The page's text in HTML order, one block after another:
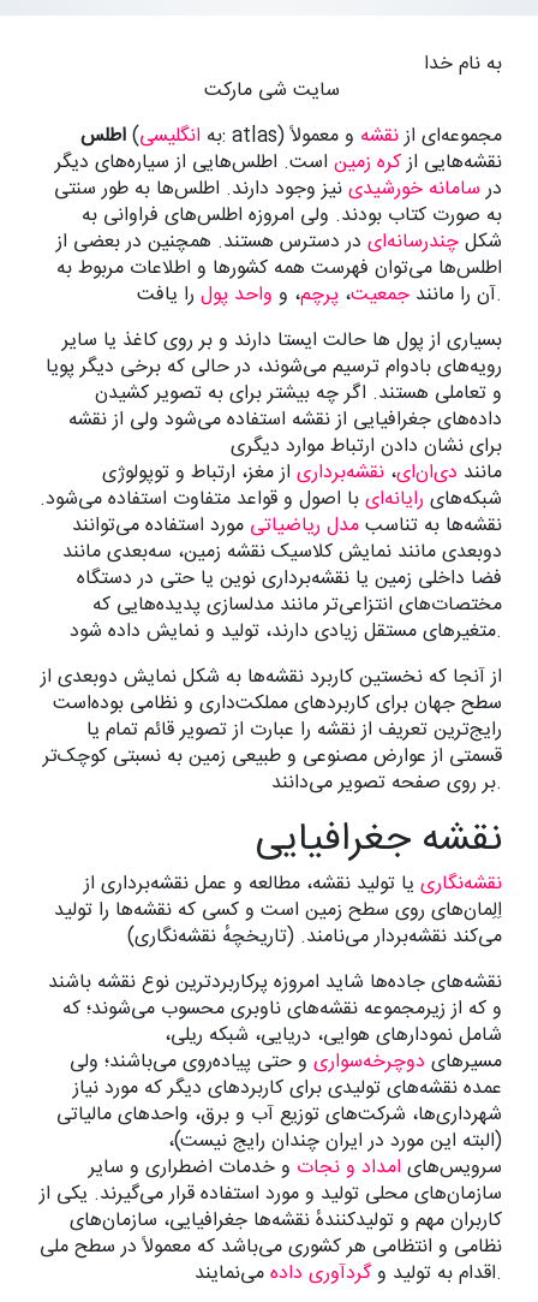
به نام خدا
سایت شی مارکت
اطلس
(به انگلیسی : atlas) مجموعه‌ای ازنقشه و معمولاً
نقشه‌هایی ازکره زمین است. اطلس‌هایی از سیاره‌های دیگر
درسامانه خورشیدینیز وجود دارند. اطلس‌ها به طور سنتی
به صورت کتاب بودند. ولی امروزه اطلس‌های فراوانی به
شکلچندرسانه‌ای در دسترس هستند. همچنین در بعضی از
اطلس‌ها می‌توان فهرست همه کشورها و اطلاعات مربوط به
آن را مانند جمعیت، پرچم، و واحد پول
را یافت.
بسیاری از پول ها حالت ایستا دارند و بر روی کاغذ یا سایر
رویه‌های بادوام ترسیم می‌شوند، در حالی که برخی دیگر پویا
و تعاملی هستند. اگر چه بیشتر برای به تصویر کشیدن
داده‌های جغرافیایی از نقشه استفاده می‌شود ولی از نقشه
برای نشان دادن ارتباط موارد دیگری
مانند دی‌ان‌ای، نقشه‌برداری از مغز، ارتباط و توپولوژی
شبکه‌های رایانه‌ایبا اصول و قواعد متفاوت استفاده می‌شود.
نقشه‌ها به تناسبمدل ریاضیاتی مورد استفاده می‌توانند
دوبعدی مانند نمایش کلاسیک نقشه زمین، سه‌بعدی مانند
فضا داخلی زمین یا نقشه‌برداری نوین یا حتی در دستگاه
مختصات‌های انتزاعی‌تر مانند مدلسازی پدیده‌هایی که
متغیرهای مستقل زیادی دارند، تولید و نمایش داده شود.
از آنجا که نخستین کاربرد نقشه‌ها به شکل نمایش دوبعدی از
سطح جهان برای کاربردهای مملکت‌داری و نظامی بوده‌است
رایج‌ترین تعریف از نقشه را عبارت از تصویر قائم تمام یا
قسمتی از عوارض مصنوعی و طبیعی زمین به نسبتی کوچک‌تر
بر روی صفحه تصویر می‌دانند.
نقشه جغرافیایی
نقشه‌نگاری یا تولید نقشه، مطالعه و عمل نقشه‌برداری از
اِلِمان‌های روی سطح زمین است و کسی که نقشه‌ها را تولید
می‌کند نقشه‌بردار می‌نامند. (تاریخچهٔ نقشه‌نگاری)
نقشه‌های جاده‌ها شاید امروزه پرکاربردترین نوع نقشه باشند
و که از زیرمجموعه نقشه‌های ناوبری محسوب می‌شوند؛ که
شامل نمودارهای هوایی، دریایی، شبکه ریلی،
مسیرهای دوچرخه‌سواری و حتی پیاده‌روی می‌باشند؛ ولی
عمده نقشه‌های تولیدی برای کاربردهای دیگر که مورد نیاز
شهرداری‌ها، شرکت‌های توزیع آب و برق، واحدهای مالیاتی
(البته این مورد در ایران چندان رایج نیست)،
سرویس‌های امداد و نجات و خدمات اضطراری و سایر
سازمان‌های محلی تولید و مورد استفاده قرار می‌گیرند. یکی از
کاربران مهم و تولیدکنندهٔ نقشه‌ها جغرافیایی، سازمان‌های
نظامی و انتظامی هر کشوری می‌باشد که معمولاً در سطح ملی
اقدام به تولید وگردآوری داده
می‌نمایند.